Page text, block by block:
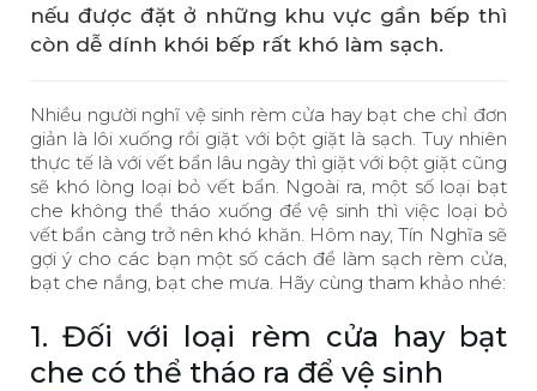
nếu được đặt ở những khu vực gần bếp thì
còn dễ dính khói bếp rất khó làm sạch.
Nhiều người nghĩ vệ sinh rèm cửa hay bạt che chỉ đơn
giản là lôi xuống rồi giặt với bột giặt là sạch. Tuy nhiên
thực tế là với vết bẩn lâu ngày thì giặt với bột giặt cũng
sẽ khó lòng loại bỏ vết bẩn. Ngoài ra, một số loại bạt
che không thể tháo xuống để vệ sinh thì việc loại bỏ
vết bẩn càng trở nên khó khăn. Hôm nay, Tín Nghĩa sẽ
gợi ý cho các bạn một số cách để làm sạch rèm cửa,
bạt che nắng, bạt che mưa. Hãy cùng tham khảo nhé:
1. Đối với loại rèm cửa hay bạt
che có thể tháo ra để vệ sinh